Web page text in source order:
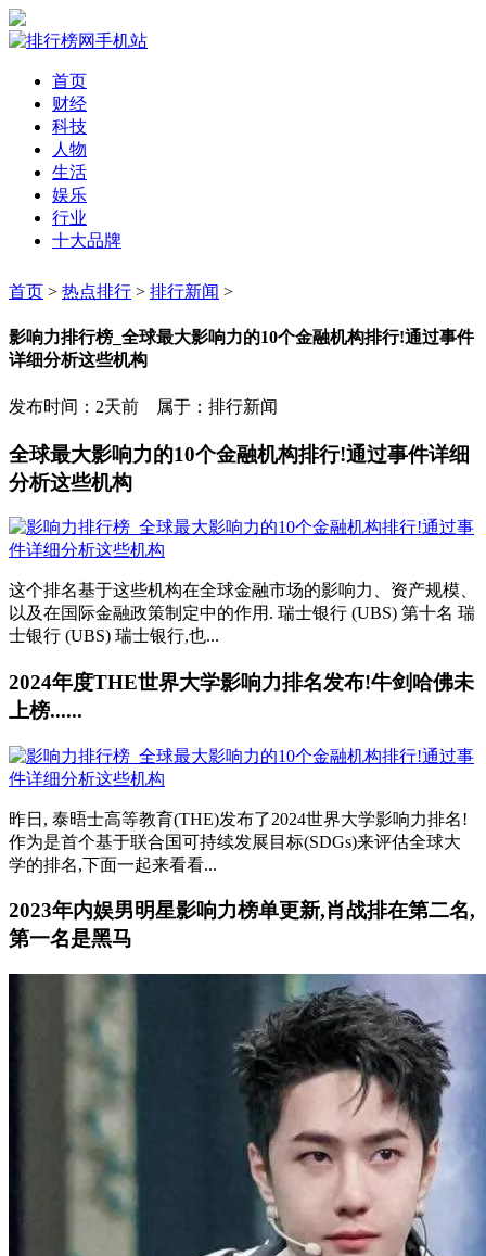
首页
财经
科技
人物
生活
娱乐
行业
十大品牌
首页 > 热点排行 > 排行新闻 >
影响力排行榜_全球最大影响力的10个金融机构排行!通过事件
详细分析这些机构
发布时间：2天前 属于：排行新闻
全球最大影响力的10个金融机构排行!通过事件详细
分析这些机构
这个排名基于这些机构在全球金融市场的影响力、资产规模、
以及在国际金融政策制定中的作用. 瑞士银行 (UBS) 第十名 瑞
士银行 (UBS) 瑞士银行,也...
2024年度THE世界大学影响力排名发布!牛剑哈佛未
上榜......
昨日, 泰晤士高等教育(THE)发布了2024世界大学影响力排名!
作为是首个基于联合国可持续发展目标(SDGs)来评估全球大
学的排名,下面一起来看看...
2023年内娱男明星影响力榜单更新,肖战排在第二名,
第一名是黑马